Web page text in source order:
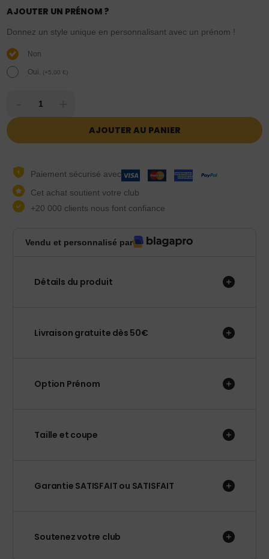
AJOUTER UN PRÉNOM ?
Donnez un style unique en personnalisant avec un prénom !
Non
Oui. (+5,00€)
AJOUTER AU PANIER
Paiement sécurisé avec
Cet achat soutient votre club
+20 000 clients nous font confiance
Vendu et personnalisé par
Détails du produit
Livraison gratuite dès 50€
Option Prénom
Taille et coupe
Garantie SATISFAIT ou SATISFAIT
Soutenez votre club